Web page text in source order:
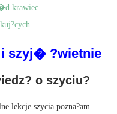
i szyj� ?wietnie
o szyciu?
lekcje szycia pozna?am